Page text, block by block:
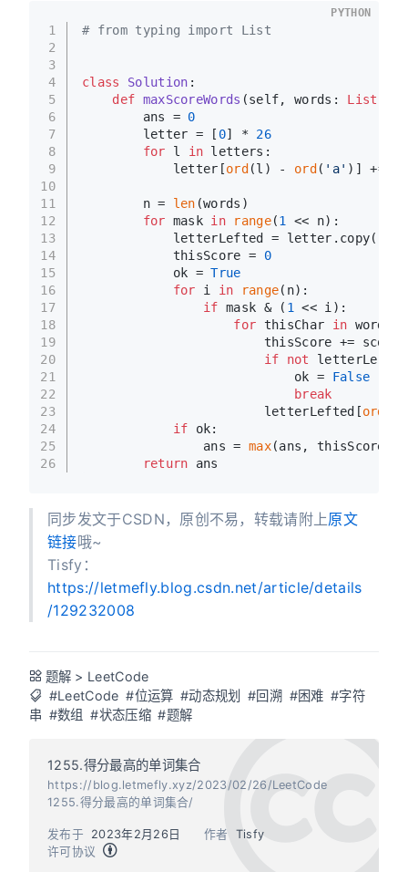
1
2
3
4
5
6
7
8
9
10
11
12
13
14
15
16
17
18
19
20
21
22
23
24
25
26
# from typing import List
class Solution :
def maxScoreWords (self, words: List
        ans =
0
        letter = [
0] * 26
for l in letters:
            letter[
ord (l) - ord ( 'a' )] +=
        n =
len (words)
for mask in range(1
<< n):
            letterLefted = letter.copy()
            thisScore =
0
            ok =
True
for i in range(n):
if mask & ( 1
<< i):
for thisChar in
                        thisScore += score[
if
not
                            ok =
False
break
                        letterLefted[
ord
if ok:
                ans =
max(ans, thisScore)
return ans
PYTHON
同步发文于CSDN，原创不易，转载请附上原文
链接哦~
Tisfy：
https://letmefly.blog.csdn.net/article/details
/129232008
题解 > LeetCode
#LeetCode #位运算 #动态规划 #回溯 #困难 #字符
串 #数组 #状态压缩 #题解
1255.得分最高的单词集合
https://blog.letmefly.xyz/2023/02/26/LeetCode
1255.得分最高的单词集合/
作者 Tisfy
发布于
2023年2月26日
许可协议